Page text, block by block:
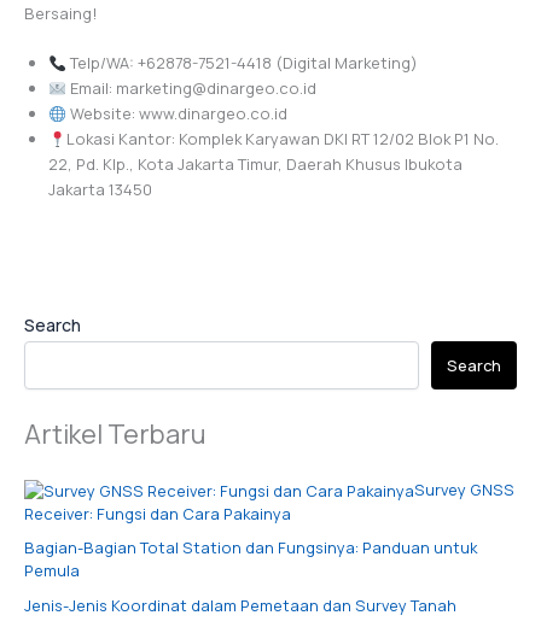
Search
Search
Artikel Terbaru
Survey GNSS
Receiver: Fungsi dan Cara Pakainya
Bagian-Bagian Total Station dan Fungsinya: Panduan untuk
Pemula
Jenis-Jenis Koordinat dalam Pemetaan dan Survey Tanah
Bersaing!
Telp/WA: +62878-7521-4418 (Digital Marketing)
Email: marketing@dinargeo.co.id
Website: www.dinargeo.co.id
Lokasi Kantor: Komplek Karyawan DKI RT 12/02 Blok P1 No.
22, Pd. Klp., Kota Jakarta Timur, Daerah Khusus Ibukota
Jakarta 13450